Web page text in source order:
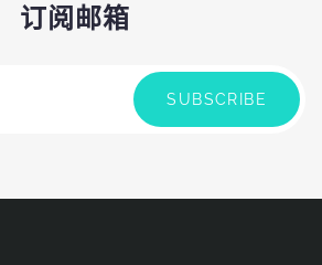
订阅邮箱
SUBSCRIBE